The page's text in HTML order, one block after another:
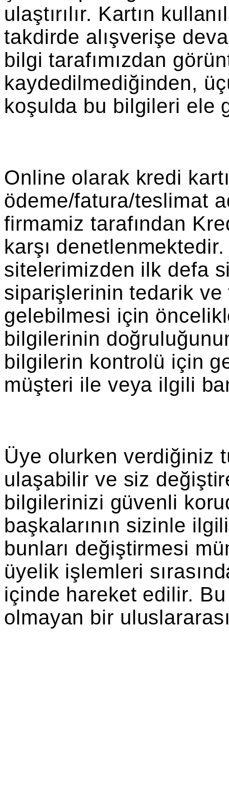
ulaştırılır. Kartın
takdirde alışverişe
bilgi tarafımızdan
kaydedilmediğinden,
koşulda bu bilgileri ele
Online olarak kredi
ödeme/fatura/teslimat
firmamiz tarafından
karşı
sitelerimizden ilk defa
siparişlerinin tedarik ve
gelebilmesi için
bilgilerinin
bilgilerin kontrolü için
müşteri ile veya ilgili
Üye olurken verdiğiniz
ulaşabilir ve siz
bilgilerinizi güvenli
başkalarının sizinle
bunları değiştirmesi
üyelik işlemleri
içinde hareket edilir. Bu
olmayan bir